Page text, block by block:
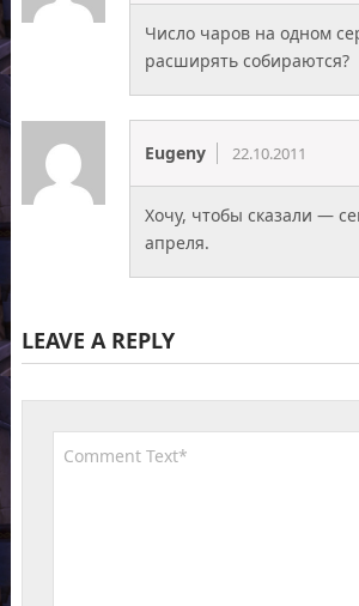
Число чаров на одном
расширять собираются?
Eugeny 22.10.2011
Хочу, чтобы сказали —
апреля.
LEAVE A REPLY